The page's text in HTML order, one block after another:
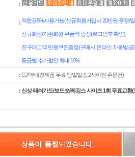
:
: 적립금5%사용가능(신규회원가입시 20만원 증정/
신규회원/기존회원 쿠폰팩 증정(로그인후 확인)
전구매고객 만원쿠폰증정(구매시 온라인 자동발급)
등급별 추가할인 최대 10%
:CJ택배(전제품 무료 당일발송,2시이전 주문건)
:신상 래쉬가드/보드숏/레깅스 사이즈 1회 무료교환